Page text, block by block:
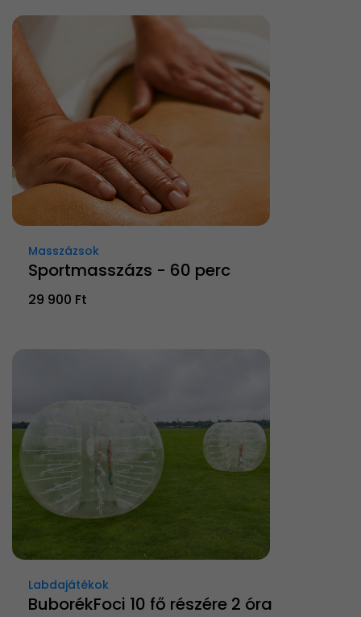
Masszázsok
Sportmasszázs - 60 perc
29 900 Ft
Labdajátékok
BuborékFoci 10 fő részére 2 óra